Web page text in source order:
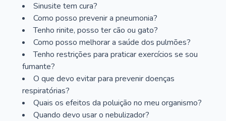
Sinusite tem cura?
Como posso prevenir a pneumonia?
Tenho rinite, posso ter cão ou gato?
Como posso melhorar a saúde dos pulmões?
Tenho restrições para praticar exercícios se sou
fumante?
O que devo evitar para prevenir doenças
respiratórias?
Quais os efeitos da poluição no meu organismo?
Quando devo usar o nebulizador?